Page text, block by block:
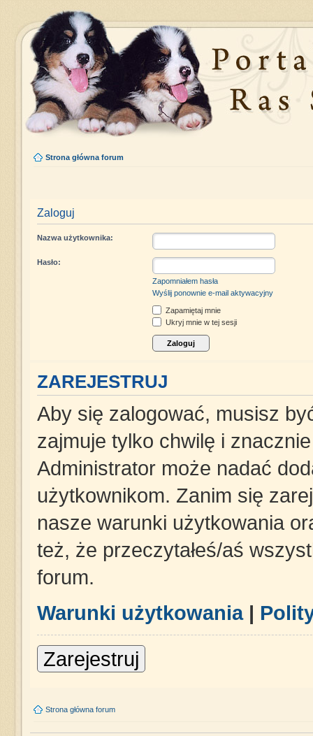
Strona główna forum
Zaloguj
Nazwa użytkownika:
Hasło:
Zapomniałem hasła
Wyślij ponownie e-mail aktywacyjny
Zapamiętaj mnie
Ukryj mnie w tej sesji
ZAREJESTRUJ
Aby się zalogować, musisz
zajmuje tylko chwilę i
Administrator może nadać
użytkownikom. Zanim się
nasze warunki użytkowania
też, że przeczytałeś/aś
forum.
Warunki użytkowania|
Zarejestruj
Strona główna forum